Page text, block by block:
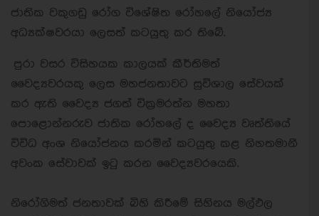
ජාතික වකුගඩු රෝග විශේෂිත රෝහලේ නියෝජ්‍ය
අධ්‍යක්ෂවරයා ලෙසත් කටයුතු කර තිබේ.
පුරා වසර විසිහයක කාලයක් කීර්තිමත්
වෛද්‍යවරයකු ලෙස මහජනතාවට සුවිශාල සේවයක්
කර ඇති වෛද්‍ය ජගත් වික්‍රමරත්න මහතා
පොළොන්නරුව ජාතික රෝහලේ ද වෛද්‍ය වෘත්තියේ
විවිධ අංශ නියෝජනය කරමින් කටයුතු කළ නිහතමානී
අවංක සේවාවක් ඉටු කරන වෛද්‍යවරයෙකි.
නිරෝගිමත් ජනතාවක් බිහි කිරීමේ සිහිනය මල්ඵල